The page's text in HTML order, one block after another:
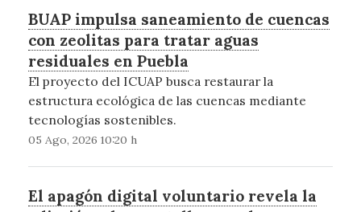
BUAP impulsa saneamiento de cuencas
con zeolitas para tratar aguas
residuales en Puebla
El proyecto del ICUAP busca restaurar la
estructura ecológica de las cuencas mediante
tecnologías sostenibles.
05 Ago, 2026 10:20 h
El apagón digital voluntario revela la